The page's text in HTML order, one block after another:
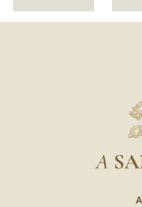
A